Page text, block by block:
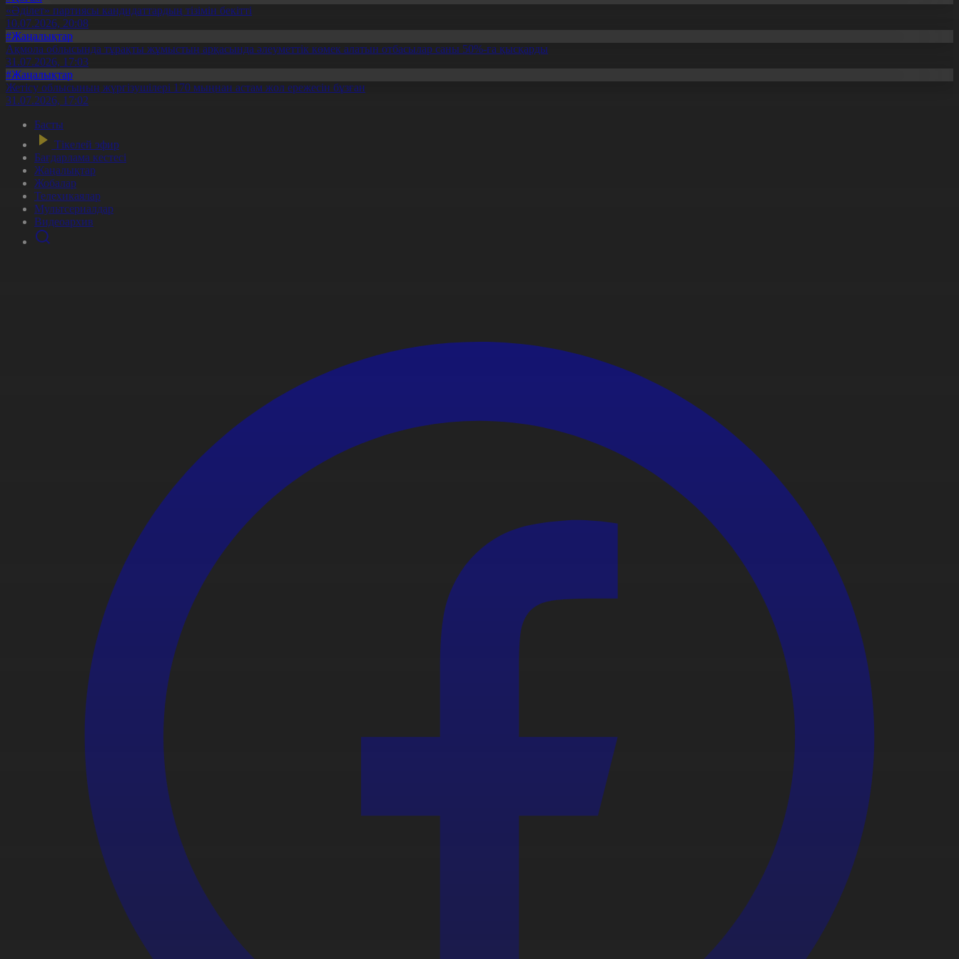
«Әділет» партиясы кандидаттардың тізімін бекітті
10.07.2026, 20:08
#Жаңалықтар
Ақмола облысында тұрақты жұмыстың арқасында әлеуметтік көмек алатын отбасылар саны 50%-ға қысқарды
31.07.2026, 17:03
#Жаңалықтар
Жетісу облысының жүргізушілері 170 мыңнан астам жол ережесін бұзған
31.07.2026, 17:02
Басты
Тікелей эфир
Бағдарлама кестесі
Жаңалықтар
Жобалар
Телехикаялар
Мультсериалдар
Видеоархив